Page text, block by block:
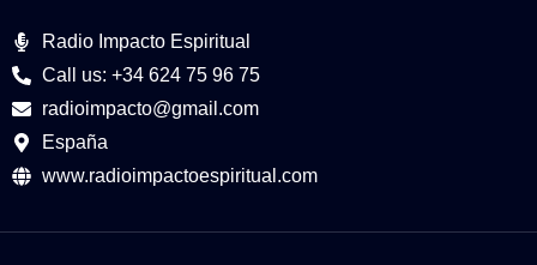
Radio Impacto Espiritual
Call us: +34 624 75 96 75
radioimpacto@gmail.com
España
www.radioimpactoespiritual.com